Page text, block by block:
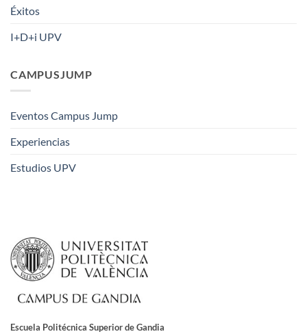
Éxitos
I+D+i UPV
CAMPUSJUMP
Eventos Campus Jump
Experiencias
Estudios UPV
Escuela Politécnica Superior de Gandia